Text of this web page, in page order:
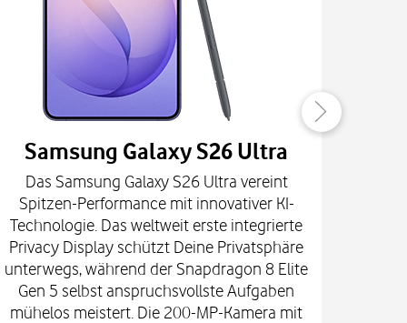
Samsung Galaxy S26 Ultra
Das Samsung Galaxy S26 Ultra vereint
Spitzen-Performance mit innovativer KI-
Technologie. Das weltweit erste integrierte
Privacy Display schützt Deine Privatsphäre
unterwegs, während der Snapdragon 8 Elite
Gen 5 selbst anspruchsvollste Aufgaben
mühelos meistert. Die 200-MP-Kamera mit